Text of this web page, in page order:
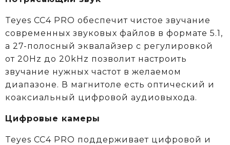
Teyes CC4 PRO обеспечит чистое звучание
современных звуковых файлов в формате 5.1,
а 27-полосный эквалайзер с регулировкой
от 20Hz до 20kHz позволит настроить
звучание нужных частот в желаемом
диапазоне. В магнитоле есть оптический и
коаксиальный цифровой аудиовыхода.
Цифровые камеры
Teyes CC4 PRO поддерживает цифровой и